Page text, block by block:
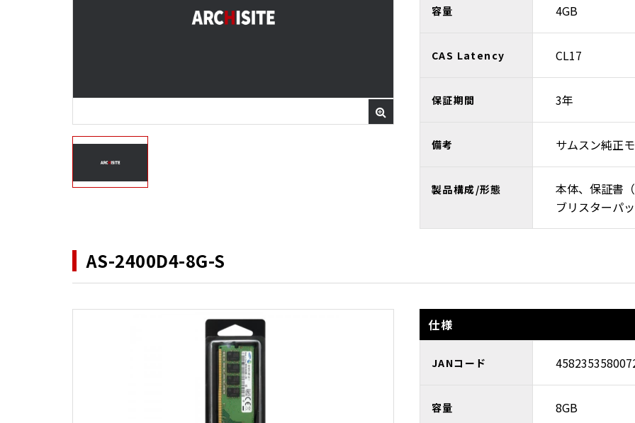
容量 4GB
CAS Latency CL17
保証期間 3年
備考 サムスン純正
製品構成/形態
本体、保証書
ブリスターパ
AS-2400D4-8G-S
仕様
JANコード
容量 8GB